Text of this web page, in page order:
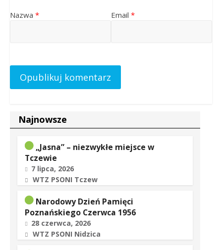
Nazwa * Email *
Najnowsze
„Jasna” – niezwykłe miejsce w
Tczewie
7 lipca, 2026
WTZ PSONI Tczew
Narodowy Dzień Pamięci
Poznańskiego Czerwca 1956
28 czerwca, 2026
WTZ PSONI Nidzica